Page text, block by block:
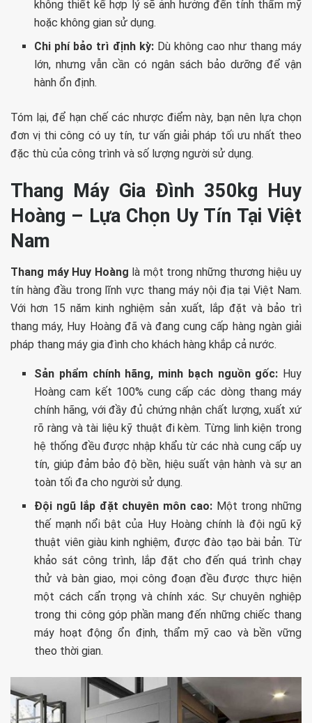
không thiết kế hợp lý sẽ ảnh hưởng đến tính thẩm mỹ
hoặc không gian sử dụng.
Chi phí bảo trì định kỳ:Dù không cao như thang máy
lớn, nhưng vẫn cần có ngân sách bảo dưỡng để vận
hành ổn định.
Tóm lại, để hạn chế các nhược điểm này, bạn nên lựa chọn
đơn vị thi công có uy tín, tư vấn giải pháp tối ưu nhất theo
đặc thù của công trình và số lượng người sử dụng.
Thang Máy Gia Đình 350kg Huy
Hoàng – Lựa Chọn Uy Tín Tại Việt
Nam
Thang máy Huy Hoàng là một trong những thương hiệu uy
tín hàng đầu trong lĩnh vực thang máy nội địa tại Việt Nam.
Với hơn 15 năm kinh nghiệm sản xuất, lắp đặt và bảo trì
thang máy, Huy Hoàng đã và đang cung cấp hàng ngàn giải
pháp thang máy gia đình cho khách hàng khắp cả nước.
Sản phẩm chính hãng, minh bạch nguồn gốc: Huy
Hoàng cam kết 100% cung cấp các dòng thang máy
chính hãng, với đầy đủ chứng nhận chất lượng, xuất xứ
rõ ràng và tài liệu kỹ thuật đi kèm. Từng linh kiện trong
hệ thống đều được nhập khẩu từ các nhà cung cấp uy
tín, giúp đảm bảo độ bền, hiệu suất vận hành và sự an
toàn tối đa cho người sử dụng.
Đội ngũ lắp đặt chuyên môn cao:Một trong những
thế mạnh nổi bật của Huy Hoàng chính là đội ngũ kỹ
thuật viên giàu kinh nghiệm, được đào tạo bài bản. Từ
khảo sát công trình, lắp đặt cho đến quá trình chạy
thử và bàn giao, mọi công đoạn đều được thực hiện
một cách cẩn trọng và chính xác. Sự chuyên nghiệp
trong thi công góp phần mang đến những chiếc thang
máy hoạt động ổn định, thẩm mỹ cao và bền vững
theo thời gian.